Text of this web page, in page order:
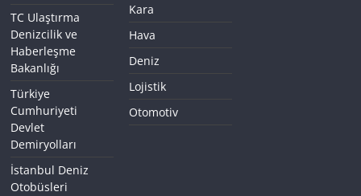
TC Ulaştırma
Denizcilik ve
Haberleşme
Bakanlığı
Türkiye
Cumhuriyeti
Devlet
Demiryolları
İstanbul Deniz
Otobüsleri
Kara
Hava
Deniz
Lojistik
Otomotiv